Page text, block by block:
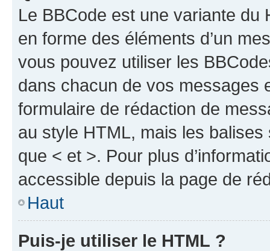
Le BBCode est une variante du
en forme des éléments d’un
vous pouvez utiliser les
dans chacun de vos messages
formulaire de rédaction de
au style HTML, mais les
que < et >. Pour plus
accessible depuis la page de
Haut
Puis-je utiliser le HTML ?